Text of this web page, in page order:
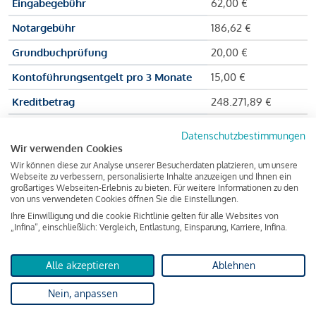
Eingabegebühr
62,00 €
Notargebühr
186,62 €
Grundbuchprüfung
20,00 €
Kontoführungsentgelt pro 3 Monate
15,00 €
Kreditbetrag
248.271,89 €
Zu zahlender Gesamtbetrag
Kreditvermittler
INFINA Credit
Broker GmbH
von 237.000 Euro ausgezahlt, um die Wohnung zu kaufen.
Darüber hinaus fallen aber noch einige Gebühren an (z. B. die
Grundbucheintragungsgebühr), sodass die Bank den
Datenschutzbestimmungen
Wir verwenden Cookies
Wir können diese zur Analyse unserer Besucherdaten platzieren, um unsere
Webseite zu verbessern, personalisierte Inhalte anzuzeigen und Ihnen ein
großartiges Webseiten-Erlebnis zu bieten. Für weitere Informationen zu den
von uns verwendeten Cookies öffnen Sie die Einstellungen.
Ihre Einwilligung und die cookie Richtlinie gelten für alle Websites von
„Infina“, einschließlich: Vergleich, Entlastung, Einsparung, Karriere, Infina.
Alle akzeptieren Ablehnen
Nein, anpassen